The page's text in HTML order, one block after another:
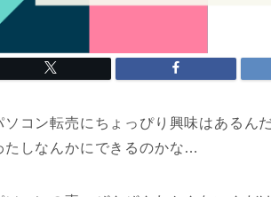
ソコン転売にちょっぴり興味はあるん
たしなんかにできるのかな…